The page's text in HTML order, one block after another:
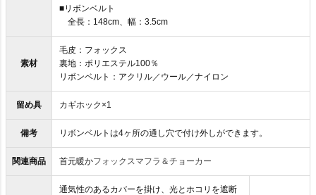
■リボンベルト
全長：148cm、幅：3.5cm
素材
毛皮：フォックス
裏地：ポリエステル100％
リボンベルト：アクリル／ウール／ナイロン
留め具 カギホック×1
備考 リボンベルトは4ヶ所の通し穴で付け外しができます。
関連商品 首元暖かフォックスマフラ＆チョーカー
通気性のあるカバーを掛け、光とホコリを遮断